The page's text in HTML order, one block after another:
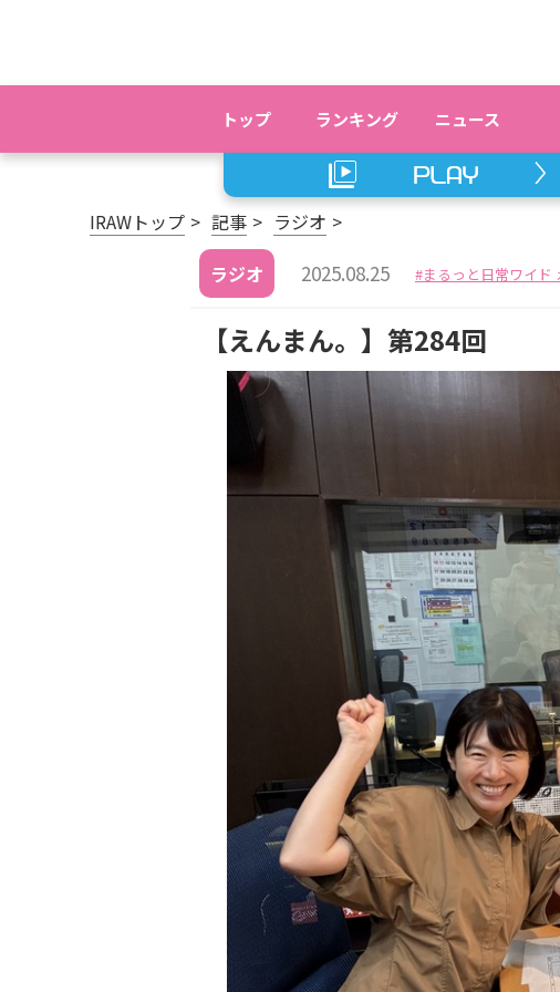
トップ ランキング ニュース
IRAWトップ 記事
ラジオ
ラジオ
2025.08.25 まるっと日常ワイ
【えんまん。】第284回